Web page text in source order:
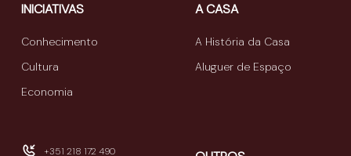
INICIATIVAS
Conhecimento
Cultura
Economia
A CASA
A História da Casa
Aluguer de Espaço
+351 218 172 490